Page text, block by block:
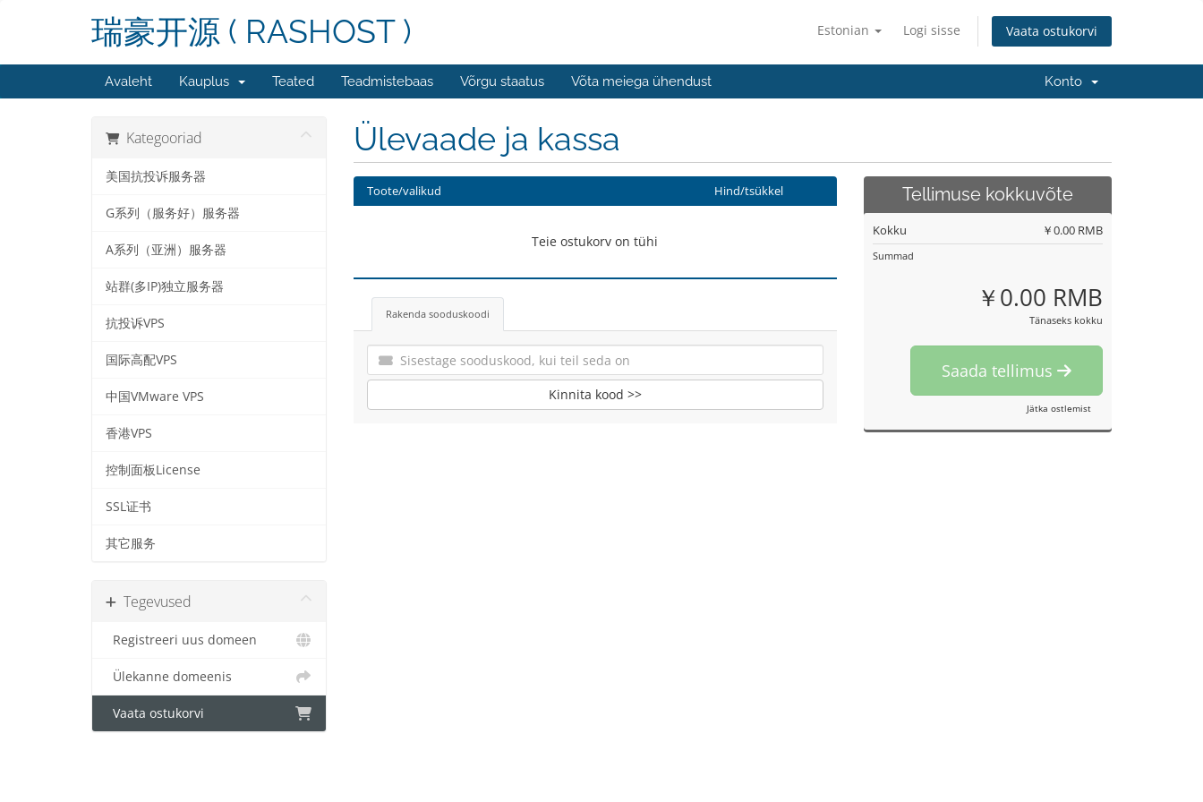
Estonian Logi sisse Vaata ostukorvi
瑞豪开源 ( RASHOST )
Avaleht Kauplus Teated Teadmistebaas Võrgu staatus Võta meiega ühendust Konto
Kategooriad
美国抗投诉服务器
G系列（服务好）服务器
A系列（亚洲）服务器
站群(多IP)独立服务器
抗投诉VPS
国际高配VPS
中国VMware VPS
香港VPS
控制面板License
SSL证书
其它服务
Tegevused
Registreeri uus domeen
Ülekanne domeenis
Vaata ostukorvi
Ülevaade ja kassa
Toote/valikud Hind/tsükkel
Teie ostukorv on tühi
Rakenda sooduskoodi
Kinnita kood >>
Tellimuse kokkuvõte
Kokku ￥0.00 RMB
Summad
￥0.00 RMB
Tänaseks kokku
Saada tellimus
Jätka ostlemist